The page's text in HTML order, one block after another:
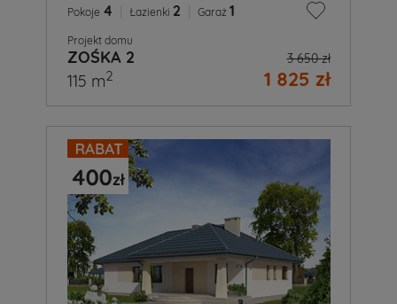
Pokoje 4 Łazienki 2 Garaż 1
Projekt domu
ZOŚKA 2 3 650 zł
1 825 zł
115 m2